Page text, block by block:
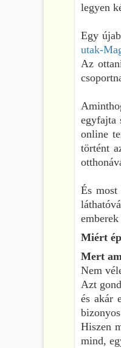
legyen
Egy
utak-
Az
egyfajta
online
történt
És
Miért
Mert
Nem
Azt
és akár
Hiszen
mind,